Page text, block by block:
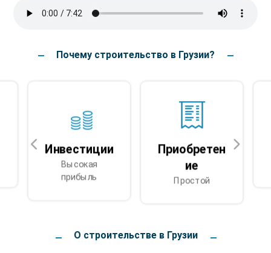
Почему строительство в Грузии?
Инвестиции
Высокая
прибыль
Приобретен
ие
Простой
О строительстве в Грузии